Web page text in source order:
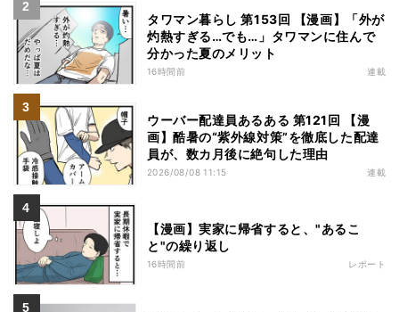
タワマン暮らし 第153回 【漫画】「外が
灼熱すぎる…でも…」タワマンに住んで
分かった夏のメリット
16時間前 連載
ウーバー配達員あるある 第121回 【漫
画】酷暑の“紫外線対策”を徹底した配達
員が、数カ月後に絶句した理由
2026/08/08 11:15 連載
【漫画】実家に帰省すると、"あるこ
と"の繰り返し
16時間前 レポート